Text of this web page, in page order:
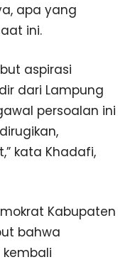
apa yang
ini.
aspirasi
dari Lampung
persoalan ini
kata Khadafi,
Kabupaten
bahwa